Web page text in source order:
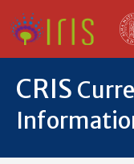
CRIS